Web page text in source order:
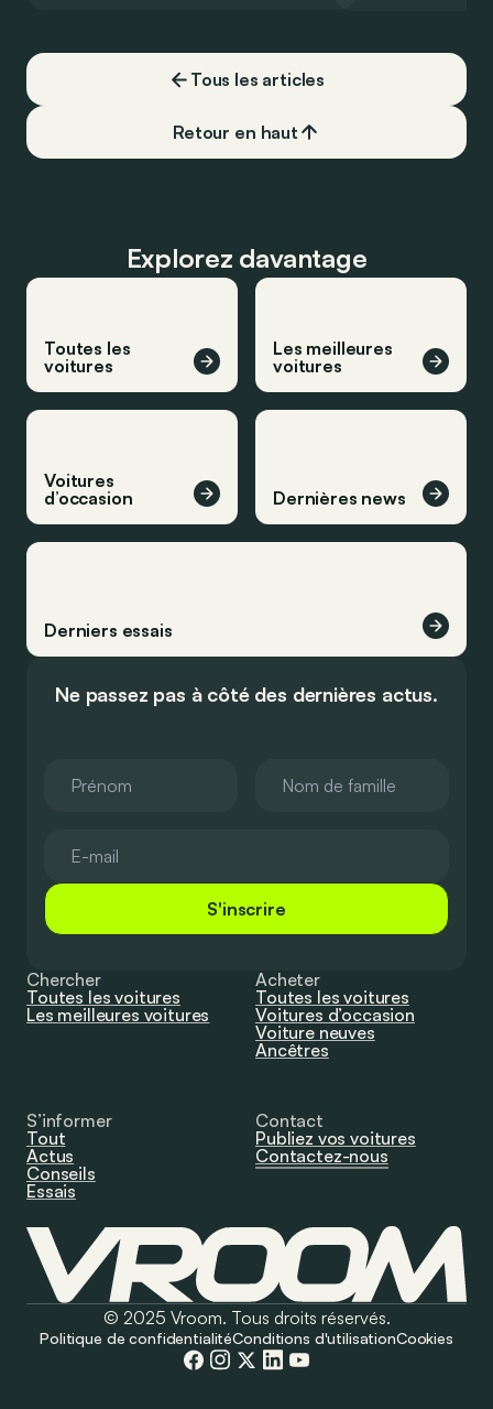
Tous les articles
Retour en haut
Explorez davantage
Toutes les
voitures
Les meilleures
voitures
Voitures
d’occasion
Dernières news
Derniers essais
Ne passez pas à côté des dernières actus.
S'inscrire
Chercher
Toutes les voitures
Les meilleures voitures
Acheter
Toutes les voitures
Voitures d’occasion
Voiture neuves
Ancêtres
S’informer
Tout
Actus
Conseils
Essais
Contact
Publiez vos voitures
Contactez-nous
© 2025 Vroom. Tous droits réservés.
Politique de confidentialitéConditions d'utilisationCookies